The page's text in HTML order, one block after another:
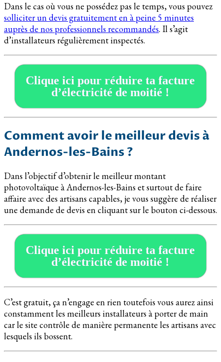
Dans le cas où vous ne possédez pas le temps, vous pouvez
solliciter un devis gratuitement en à peine 5 minutes
auprès de nos professionnels recommandés. Il s’agit
d’installateurs régulièrement inspectés.
Clique ici pour réduire ta facture
d’électricité de moitié !
Comment avoir le meilleur devis à
Andernos-les-Bains ?
Dans l’objectif d’obtenir le meilleur montant
photovoltaïque à Andernos-les-Bains et surtout de faire
affaire avec des artisans capables, je vous suggère de réaliser
une demande de devis en cliquant sur le bouton ci-dessous.
Clique ici pour réduire ta facture
d’électricité de moitié !
C’est gratuit, ça n’engage en rien toutefois vous aurez ainsi
constamment les meilleurs installateurs à porter de main
car le site contrôle de manière permanente les artisans avec
lesquels ils bossent.